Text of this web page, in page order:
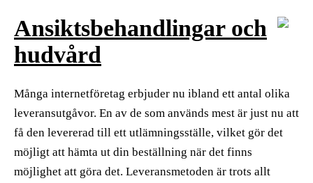
Ansiktsbehandlingar och
hudvård
Många internetföretag erbjuder nu ibland ett antal olika
leveransutgåvor. En av de som används mest är just nu att
få den levererad till ett utlämningsställe, vilket gör det
möjligt att hämta ut din beställning när det finns
möjlighet att göra det. Leveransmetoden är trots allt